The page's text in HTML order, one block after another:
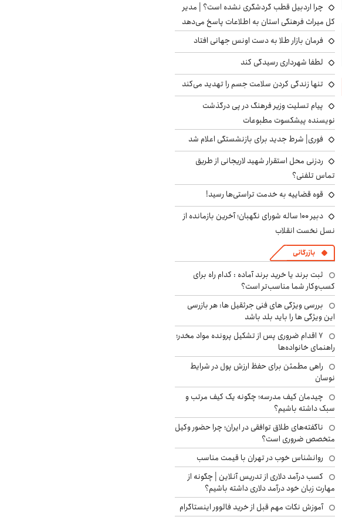
چرا اردبیل قطب گردشگری نشده است؟ | مدیر
کل میراث فرهنگی استان به اطلاعات پاسخ می‌دهد
فرمان بازار طلا به دست اونس جهانی افتاد
لطفا شهرداری رسیدگی کند
تنها زندگی کردن سلامت جسم را تهدید می‌کند
پیام تسلیت وزیر فرهنگ در پی درگذشت
نویسنده پیشکسوت مطبوعات
فوری| شرط جدید برای بازنشستگی اعلام شد
ردزنی محل استقرار شهید لاریجانی از طریق
تماس تلفنی؟
قوه قضاییه به خدمت تراستی‌ها رسید!
دبیر ۱۰۰ ساله شورای نگهبان؛ آخرین بازمانده از
نسل نخست انقلاب
بازرگانی
ثبت برند یا خرید برند آماده : کدام راه برای
کسب‌وکار شما مناسب‌تر است؟
بررسی ویژگی های فنی جرثقیل ها: هر بازرسی
این ویژگی ها را باید بلد باشد
۷ اقدام ضروری پس از تشکیل پرونده مواد مخدر؛
راهنمای خانواده‌ها
راهی مطمئن برای حفظ ارزش پول در شرایط
نوسان
چیدمان کیف مدرسه؛ چگونه یک کیف مرتب و
سبک داشته باشیم؟
ناگفته‌های طلاق توافقی در ایران؛ چرا حضور وکیل
متخصص ضروری است؟
روانشناس خوب در تهران با قیمت مناسب
کسب درآمد دلاری از تدریس آنلاین | چگونه از
مهارت زبان خود درآمد دلاری داشته باشیم؟
آموزش نکات مهم قبل از خرید فالوور اینستاگرام